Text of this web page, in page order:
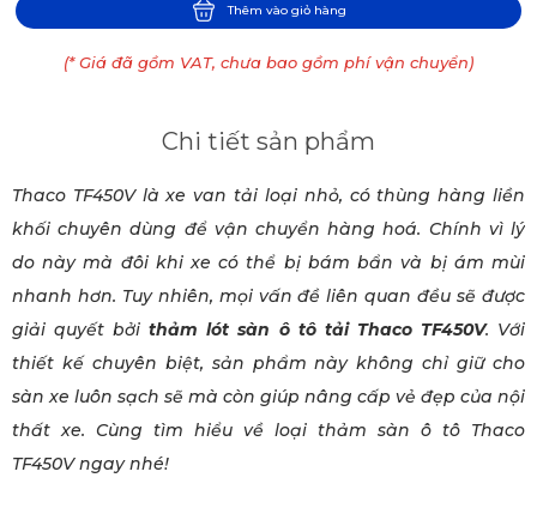
Thêm vào giỏ hàng
(* Giá đã gồm VAT, chưa bao gồm phí vận chuyển)
Chi tiết sản phẩm
Thaco TF450V là xe van tải loại nhỏ, có thùng hàng liền
khối chuyên dùng để vận chuyển hàng hoá. Chính vì lý
do này mà đôi khi xe có thể bị bám bẩn và bị ám mùi
nhanh hơn. Tuy nhiên, mọi vấn đề liên quan đều sẽ được
giải quyết bởithảm lót sàn ô tô tải Thaco TF450V. Với
thiết kế chuyên biệt, sản phẩm này không chỉ giữ cho
sàn xe luôn sạch sẽ mà còn giúp nâng cấp vẻ đẹp của nội
thất xe. Cùng tìm hiểu về loại thảm sàn ô tô Thaco
TF450V ngay nhé!